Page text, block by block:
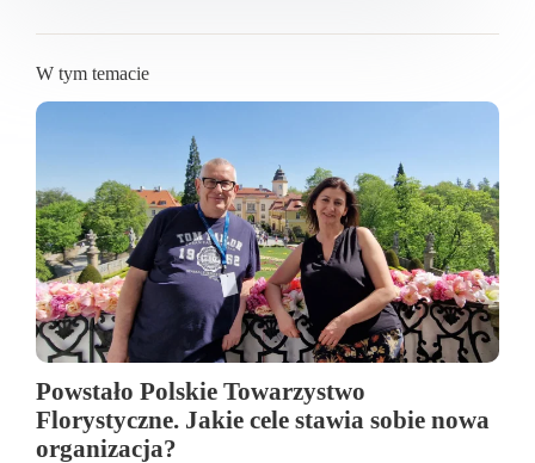
W tym temacie
Powstało Polskie Towarzystwo
Florystyczne. Jakie cele stawia sobie nowa
organizacja?